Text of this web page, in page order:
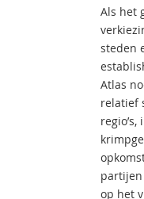
Als het
steden
Atlas
relatief
op het